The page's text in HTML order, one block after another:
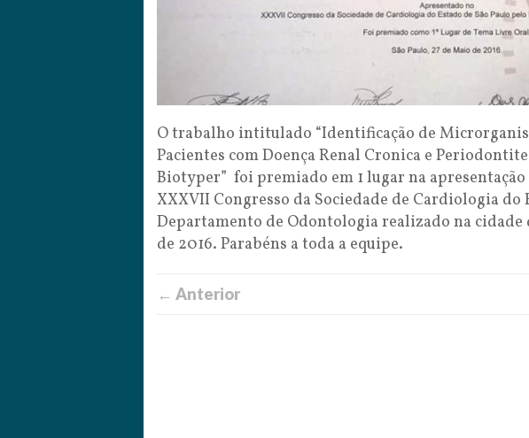
O trabalho intitulado “Identificação de
Pacientes com Doença Renal Cronica e
Biotyper” foi premiado em 1 lugar na
XXXVII Congresso da Sociedade de Cardiologia do
Departamento de Odontologia realizado na cidade
de 2016. Parabéns a toda a equipe.
← Anterior